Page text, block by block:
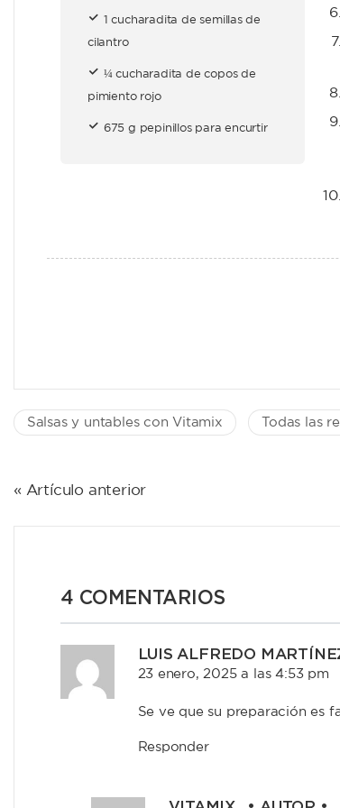
1 cucharadita de semillas de
cilantro
¼ cucharadita de copos de
pimiento rojo
675 g pepinillos para encurtir
Salsas y untables con Vitamix Todas las
NAVEGACIÓN
« Artículo anterior
4 COMENTARIOS
LUIS ALFREDO
23 enero, 2025 a las 4:53 pm
Se ve que su preparación es
Responder